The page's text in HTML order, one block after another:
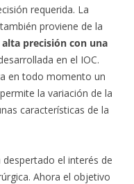
requerida. La
proviene de la
precisión con una
en el IOC.
en todo momento un
la variación de la
características de la
despertado el interés de
Ahora el objetivo